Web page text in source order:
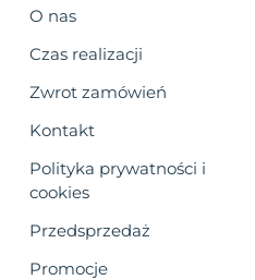
O nas
Czas realizacji
Zwrot zamówień
Kontakt
Polityka prywatności i
cookies
Przedsprzedaż
Promocje